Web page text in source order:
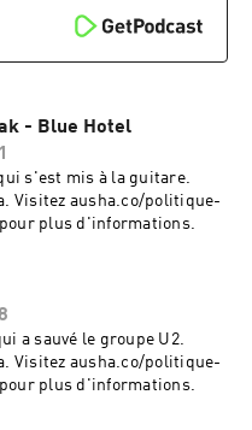
- Blue Hotel
s'est mis à la guitare.
Visitez ausha.co/politique-
plus d'informations.
a sauvé le groupe U2.
Visitez ausha.co/politique-
plus d'informations.